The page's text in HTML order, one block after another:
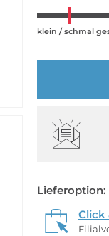
klein / schmal
Lieferoption:
Click